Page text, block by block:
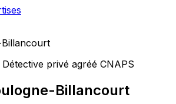
privé agréé CNAPS
Billancourt